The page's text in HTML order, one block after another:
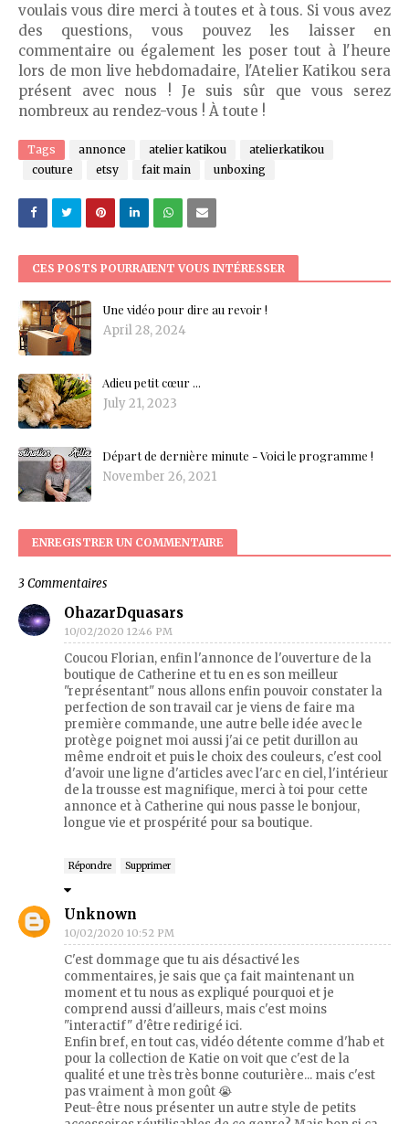
voulais vous dire merci à toutes et à tous. Si vous avez
des questions, vous pouvez les laisser en
commentaire ou également les poser tout à l'heure
lors de mon live hebdomadaire, l'Atelier Katikou sera
présent avec nous ! Je suis sûr que vous serez
nombreux au rendez-vous ! À toute !
Tags annonce atelier katikou
atelierkatikou
couture
etsy fait main unboxing
CES POSTS POURRAIENT VOUS INTÉRESSER
Une vidéo pour dire au revoir !
April 28, 2024
Adieu petit cœur ...
July 21, 2023
Départ de dernière minute - Voici le programme !
November 26, 2021
ENREGISTRER UN COMMENTAIRE
3 Commentaires
OhazarDquasars
10/02/2020 12:46 PM
Coucou Florian, enfin l'annonce de l'ouverture de la
boutique de Catherine et tu en es son meilleur
"représentant" nous allons enfin pouvoir constater la
perfection de son travail car je viens de faire ma
première commande, une autre belle idée avec le
protège poignet moi aussi j'ai ce petit durillon au
même endroit et puis le choix des couleurs, c'est cool
d'avoir une ligne d'articles avec l'arc en ciel, l'intérieur
de la trousse est magnifique, merci à toi pour cette
annonce et à Catherine qui nous passe le bonjour,
longue vie et prospérité pour sa boutique.
Répondre Supprimer
Unknown
10/02/2020 10:52 PM
C'est dommage que tu ais désactivé les
commentaires, je sais que ça fait maintenant un
moment et tu nous as expliqué pourquoi et je
comprend aussi d'ailleurs, mais c'est moins
"interactif" d'être redirigé ici.
Enfin bref, en tout cas, vidéo détente comme d'hab et
pour la collection de Katie on voit que c'est de la
qualité et une très très bonne couturière... mais c'est
pas vraiment à mon goût 😭
Peut-être nous présenter un autre style de petits